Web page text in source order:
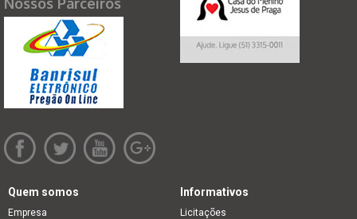
Quem somos
Empresa
Informativos
Licitações